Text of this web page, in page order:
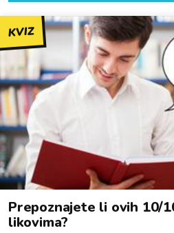
KVIZ
Prepoznajete li ovih 10/
likovima?